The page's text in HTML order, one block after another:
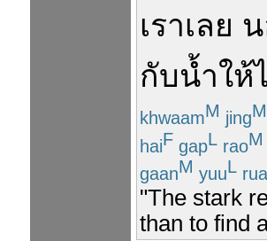
เราเลย
กับน้ำให้
khwaamM jingM
haiF gapL raoM
gaanM yuuL
"The stark
than to find